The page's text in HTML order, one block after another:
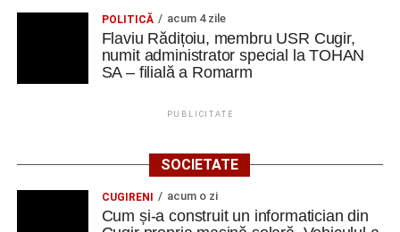
POLITICĂ acum 4 zile
Flaviu Rădițoiu, membru USR Cugir,
numit administrator special la TOHAN
SA – filială a Romarm
PUBLICITATE
SOCIETATE
CUGIRENI acum o zi
Cum și-a construit un informatician din